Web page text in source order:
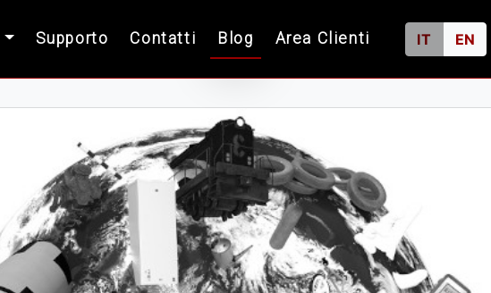
Supporto Contatti Blog Area Clienti IT EN